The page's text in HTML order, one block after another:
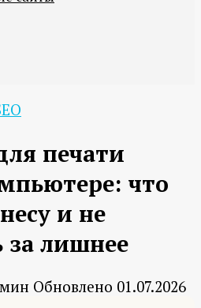
печати
что
и не
за лишнее
Обновлено 01.07.2026